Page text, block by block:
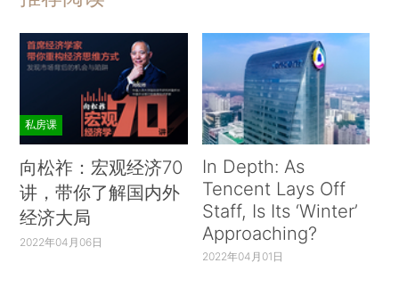
私房课
向松祚：宏观经济70
讲，带你了解国内外
经济大局
2022年04月06日
In Depth: As
Tencent Lays Off
Staff, Is Its ‘Winter’
Approaching?
2022年04月01日